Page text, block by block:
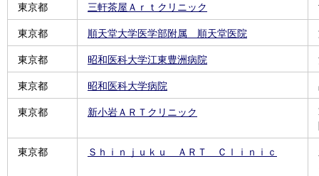
東京都 三軒茶屋Ａｒｔクリニック
東京都 順天堂大学医学部附属 順天堂医院
東京都 昭和医科大学江東豊洲病院
東京都 昭和医科大学病院
東京都 新小岩ＡＲＴクリニック
東京都 Ｓｈｉｎｊｕｋｕ ＡＲＴ Ｃｌｉｎｉｃ